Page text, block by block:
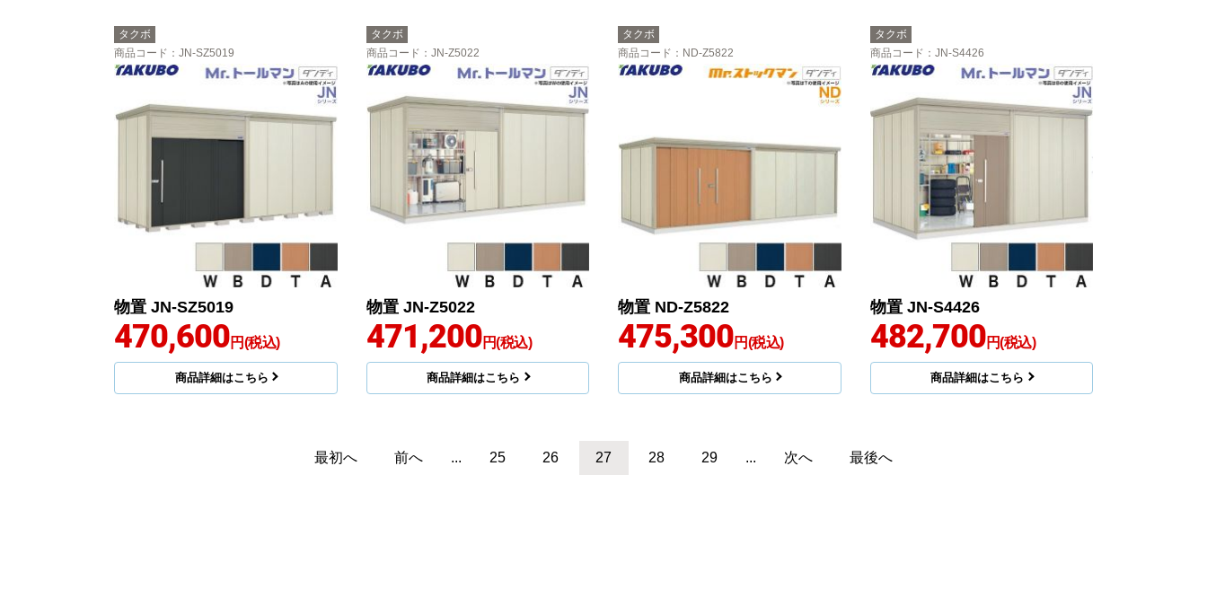
タクボ
商品コード ：JN-SZ5019
物置 JN-SZ5019
470,600円(税込)
商品詳細はこちら
タクボ
商品コード ：JN-Z5022
物置 JN-Z5022
471,200円(税込)
商品詳細はこちら
タクボ
商品コード ：ND-Z5822
物置 ND-Z5822
475,300円(税込)
商品詳細はこちら
タクボ
商品コード ：JN-S4426
物置 JN-S4426
482,700円(税込)
商品詳細はこちら
最初へ 前へ ... 25 26 27 28 29 ... 次へ 最後へ